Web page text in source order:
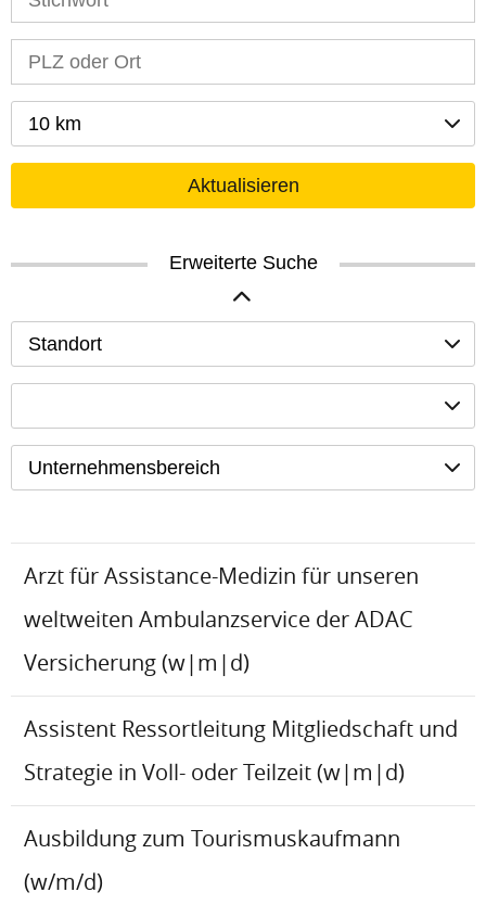
10 km
Aktualisieren
Erweiterte Suche
Standort
Unternehmensbereich
Arzt für Assistance-Medizin für unseren
weltweiten Ambulanzservice der ADAC
Versicherung (w|m|d)
Assistent Ressortleitung Mitgliedschaft und
Strategie in Voll- oder Teilzeit (w|m|d)
Ausbildung zum Tourismuskaufmann
(w/m/d)